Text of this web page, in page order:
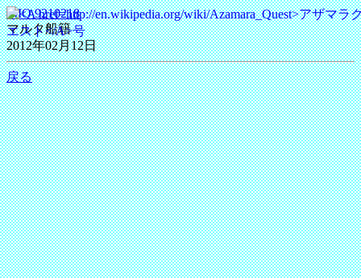
IMO 9210218
マルタ船籍
2012年02月12日
戻る